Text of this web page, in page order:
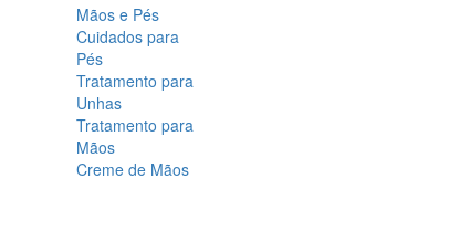
Mãos e Pés
Cuidados para
Pés
Tratamento para
Unhas
Tratamento para
Mãos
Creme de Mãos